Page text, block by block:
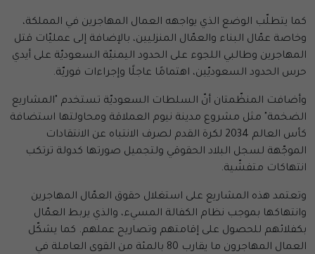
كما يتطلّب الوضع الذي يواجهه العمال المهاجرين في المملكة،
وخاصة عمّال البناء والعمّال المنزليين، بالإضافة إلى عمليّات قتل
المهاجرين وطالبي اللجوء على الحدود اليمنيّة السعوديّة على أيدي
حرس الحدود السعوديّين، اهتمامًا عاجلًا وإجراءات فوريّة.
وأضافت المنظّمتان أنّ السلطات السعوديّة تستخدم "المشاريع
الضخمة" مثل مشروع مدينة نيوم العملاقة ومحاولتها استضافة
كأس العالم 2034 لكرة القدم لصرف الانتباه عن الانتقادات
الموجّهة لسجل البلاد الحقوقي ولتجميل صورتها كدولة ترتكب
انتهاكات متفشّية.
وتعتمد هذه المشاريع على استغلال حقوق العمّال المهاجرين
وانتهاكها بموجب نظام الكفالة المسيء، والذي يربط العمّال
بكفلائهم للحصول على إقامتهم وتصاريح عملهم. كما يشكّل
العمال المهاجرون ما يقارب 80 بالمئة من القوى العاملة في